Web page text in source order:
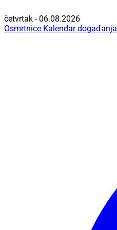
četvrtak - 06.08.2026
Osmrtnice Kalendar događanja